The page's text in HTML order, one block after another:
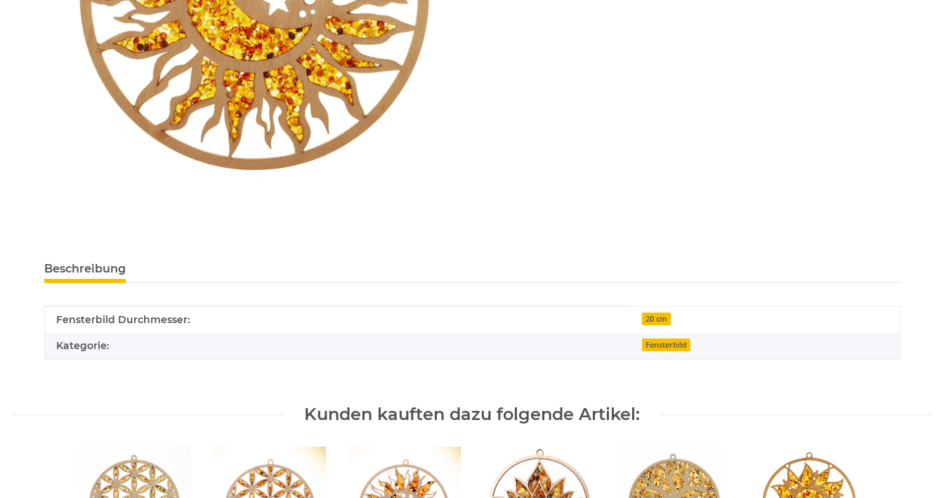
Beschreibung
Produkteigenschaft
Wert
Fensterbild Durchmesser: 20 cm
Kategorie: Fensterbild
Kunden kauften dazu folgende Artikel: